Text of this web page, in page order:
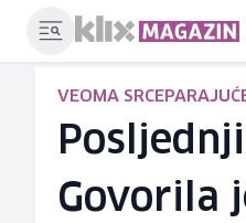
VEOMA
Govorila